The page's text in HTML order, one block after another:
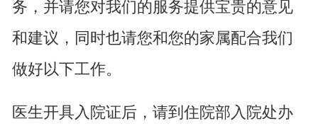
务，并请您对我们的服务提供宝贵的意见
和建议，同时也请您和您的家属配合我们
做好以下工作。
医生开具入院证后，请到住院部入院处办